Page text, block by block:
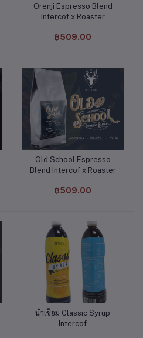
หยิบใส่ตะกร้า
Orenji Espresso Blend
Intercof x Roaster
฿509.00
หยิบใส่ตะกร้า
Old School Espresso
Blend Intercof x Roaster
฿509.00
หยิบใส่ตะกร้า
น้ำเชื่อม Classic Syrup
Intercof